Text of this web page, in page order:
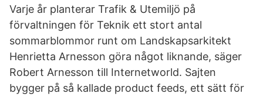
Varje år planterar Trafik & Utemiljö på
förvaltningen för Teknik ett stort antal
sommarblommor runt om Landskapsarkitekt
Henrietta Arnesson göra något liknande, säger
Robert Arnesson till Internetworld. Sajten
bygger på så kallade product feeds, ett sätt för